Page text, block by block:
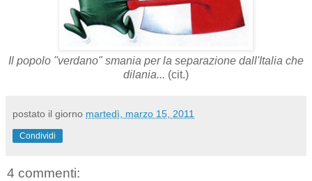
Il popolo "verdano" smania per la separazione dall'Italia che
dilania... (cit.)
postato il giorno martedì, marzo 15, 2011
Condividi
4 commenti: